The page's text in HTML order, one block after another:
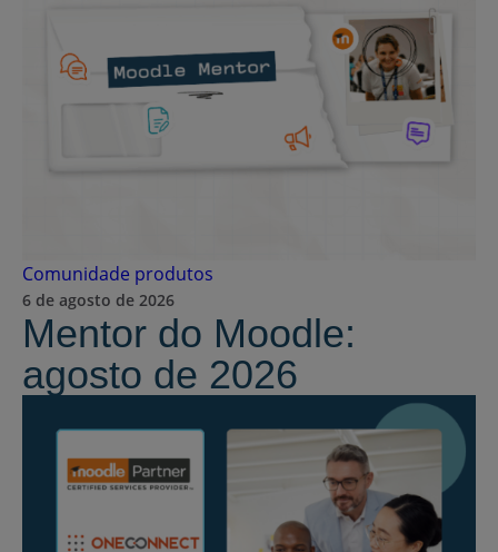
Comunidade produtos
6 de agosto de 2026
Mentor do Moodle:
agosto de 2026